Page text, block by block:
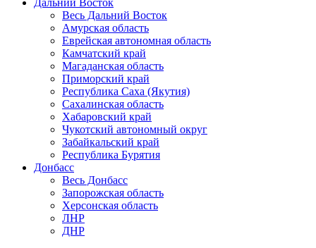
Дальний Восток
Весь Дальний Восток
Амурская область
Еврейская автономная область
Камчатский край
Магаданская область
Приморский край
Республика Саха (Якутия)
Сахалинская область
Хабаровский край
Чукотский автономный округ
Забайкальский край
Республика Бурятия
Донбасс
Весь Донбасс
Запорожская область
Херсонская область
ЛНР
ДНР